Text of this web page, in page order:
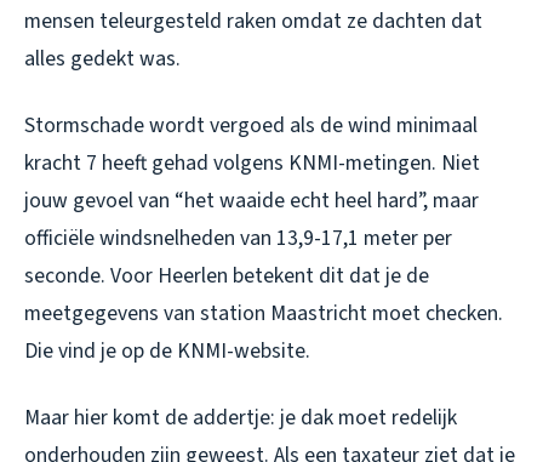
mensen teleurgesteld raken omdat ze dachten dat
alles gedekt was.
Stormschade wordt vergoed als de wind minimaal
kracht 7 heeft gehad volgens KNMI-metingen. Niet
jouw gevoel van “het waaide echt heel hard”, maar
officiële windsnelheden van 13,9-17,1 meter per
seconde. Voor Heerlen betekent dit dat je de
meetgegevens van station Maastricht moet checken.
Die vind je op de KNMI-website.
Maar hier komt de addertje: je dak moet redelijk
onderhouden zijn geweest. Als een taxateur ziet dat je